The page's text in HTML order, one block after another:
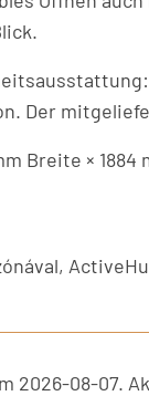
Der
Breite ×
2026-08-07.